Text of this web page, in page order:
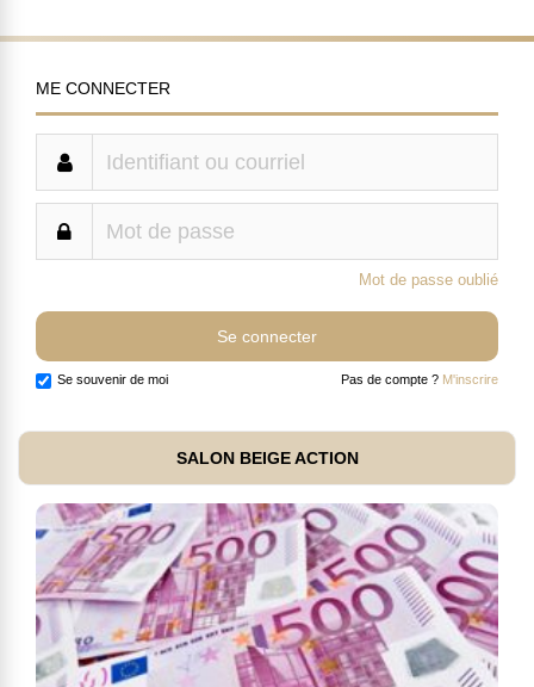
ME CONNECTER
Mot de passe oublié
Se souvenir de moi Pas de compte ? M'inscrire
SALON BEIGE ACTION